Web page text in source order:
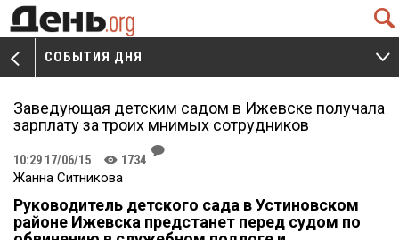
Q
V
СОБЫТИЯ ДНЯ
W
Заведующая детским садом в Ижевске получала
зарплату за троих мнимых сотрудников
10:29 17/06/15 K 1734
J
Жанна Ситникова
Руководитель детского сада в Устиновском
районе Ижевска предстанет перед судом по